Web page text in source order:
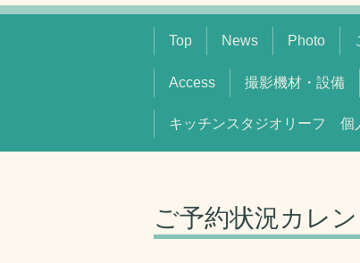
Top News Photo
Access 撮影機材・設備
キッチンスタジオリーフ 個
ご予約状況カレ